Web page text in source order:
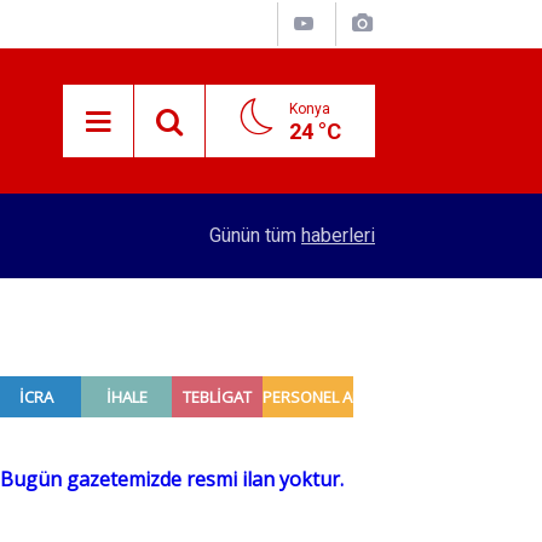
Konya
24 °C
Merkez Bankası rezervleri açıklandı
Günün tüm haberleri